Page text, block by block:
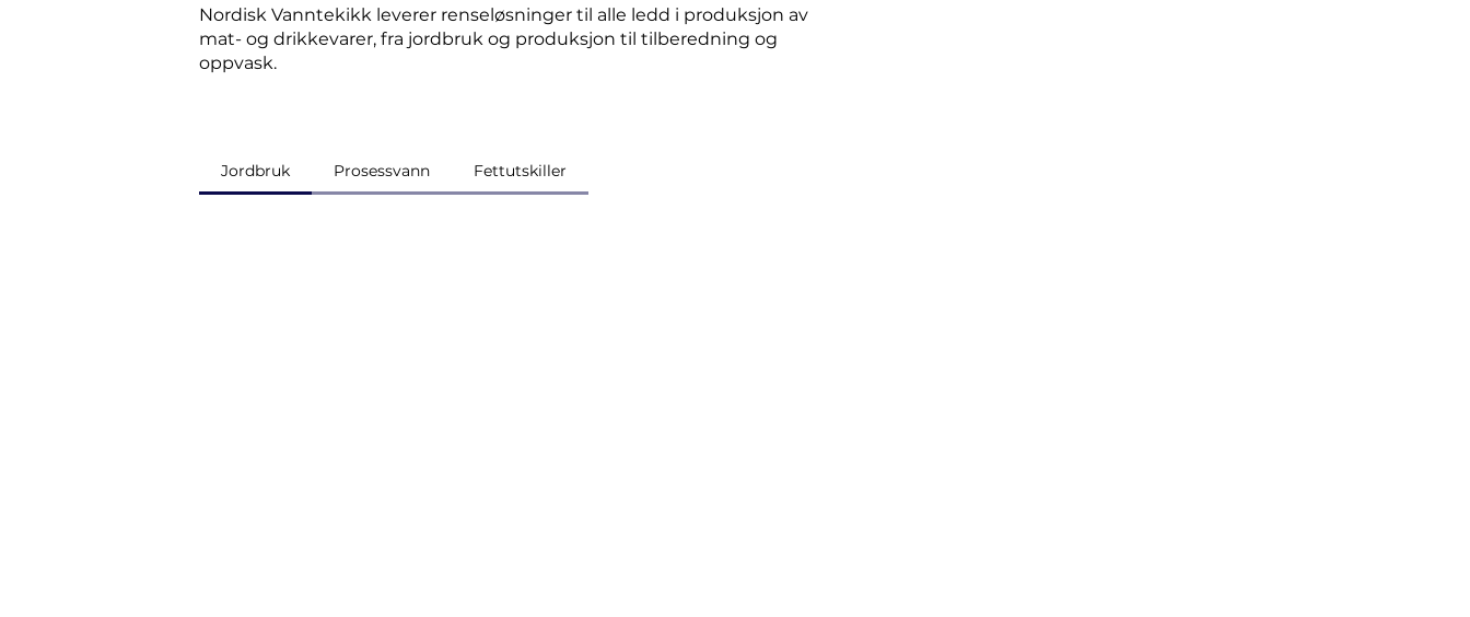
Nordisk Vanntekikk leverer renseløsninger til alle ledd i produksjon av
mat- og drikkevarer, fra jordbruk og produksjon til tilberedning og
oppvask.
Jordbruk Prosessvann Fettutskiller